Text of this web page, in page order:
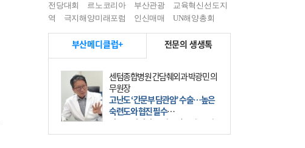
전당대회
르노코리아 부산관광
교육혁신선도지
역
극지해양미래포럼 인신매매 UN해양총회
부산메디클럽+ 전문의 생생톡
센텀종합병원 간담췌외과 박광민 의
무원장
고난도 ‘간문부 담관암’ 수술…높은
숙련도와 협진 필수
간문부 담관암(클라츠킨 종양)은 좌
우 간에서 나오는, 담관(담즙 배출 경